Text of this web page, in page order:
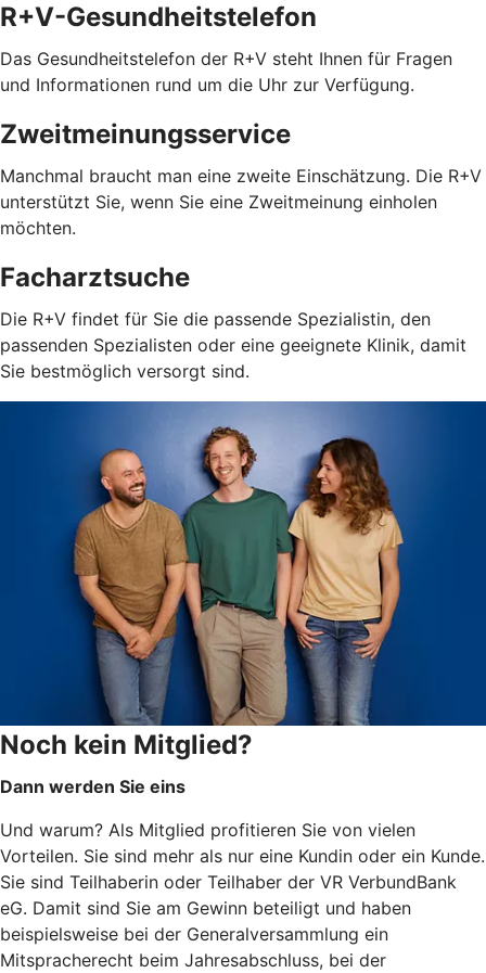
R+V-Gesundheitstelefon
Das Gesundheitstelefon der R+V steht Ihnen für Fragen
und Informationen rund um die Uhr zur Verfügung.
Zweitmeinungsservice
Manchmal braucht man eine zweite Einschätzung. Die R+V
unterstützt Sie, wenn Sie eine Zweitmeinung einholen
möchten.
Facharztsuche
Die R+V findet für Sie die passende Spezialistin, den
passenden Spezialisten oder eine geeignete Klinik, damit
Sie bestmöglich versorgt sind.
Noch kein Mitglied?
Dann werden Sie eins
Und warum? Als Mitglied profitieren Sie von vielen
Vorteilen. Sie sind mehr als nur eine Kundin oder ein Kunde.
Sie sind Teilhaberin oder Teilhaber der VR VerbundBank
eG. Damit sind Sie am Gewinn beteiligt und haben
beispielsweise bei der Generalversammlung ein
Mitspracherecht beim Jahresabschluss, bei der